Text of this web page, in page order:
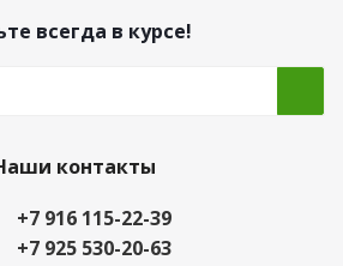
всегда в курсе!
контакты
+7 916 115-22-39
+7 925 530-20-63